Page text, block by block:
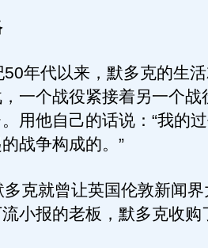
代以来，默多克的生活
一个战役紧接着另一个战
用他自己的话说：“我的
战争构成的。”
就曾让英国伦敦新闻界
小报的老板，默多克收购